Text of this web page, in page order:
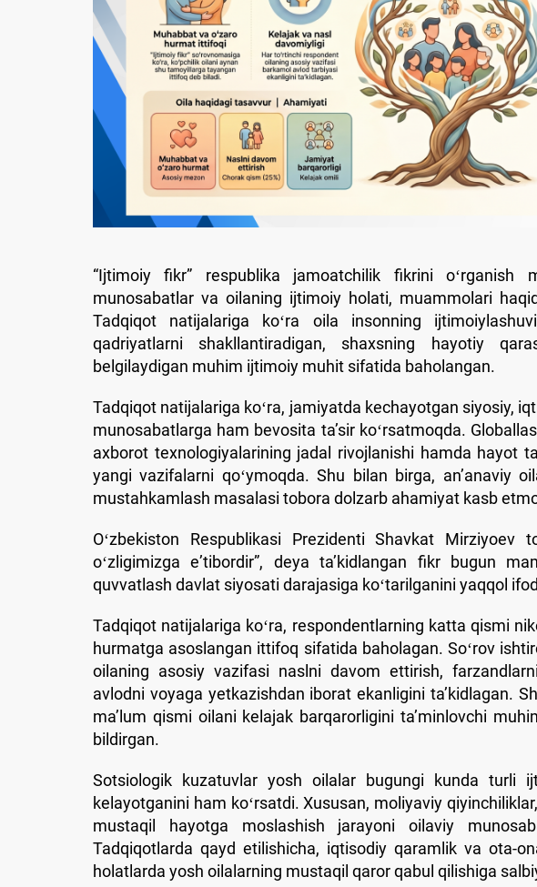
“Ijtimoiy fikr” respublika jamoatchilik fikrini
munosabatlar va oilaning ijtimoiy holati, muammolari
Tadqiqot natijalariga koʻra oila insonning
qadriyatlarni shakllantiradigan, shaxsning hayotiy
belgilaydigan muhim ijtimoiy muhit sifatida baholangan.
Tadqiqot natijalariga koʻra, jamiyatda kechayotgan siyosiy,
munosabatlarga ham bevosita taʼsir koʻrsatmoqda.
axborot texnologiyalarining jadal rivojlanishi hamda hayot
yangi vazifalarni qoʻymoqda. Shu bilan birga, anʼanaviy
mustahkamlash masalasi tobora dolzarb ahamiyat kasb
Oʻzbekiston Respublikasi Prezidenti Shavkat Mirziyoev
oʻzligimizga eʼtibordir”, deya taʼkidlangan fikr bugun
quvvatlash davlat siyosati darajasiga koʻtarilganini yaqqol
Tadqiqot natijalariga koʻra, respondentlarning katta qismi
hurmatga asoslangan ittifoq sifatida baholagan. Soʻrov
oilaning asosiy vazifasi naslni davom ettirish,
avlodni voyaga yetkazishdan iborat ekanligini taʼkidlagan.
maʼlum qismi oilani kelajak barqarorligini taʼminlovchi
bildirgan.
Sotsiologik kuzatuvlar yosh oilalar bugungi kunda turli
kelayotganini ham koʻrsatdi. Xususan, moliyaviy
mustaqil hayotga moslashish jarayoni oilaviy
Tadqiqotlarda qayd etilishicha, iqtisodiy qaramlik va ota-
holatlarda yosh oilalarning mustaqil qaror qabul qilishiga